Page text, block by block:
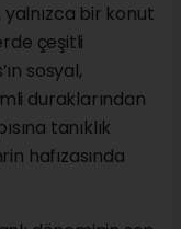
yalnızca bir konut
çeşitli
sosyal,
duraklarından
tanıklık
hafızasında